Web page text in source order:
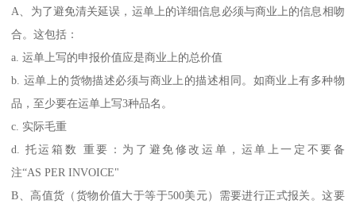
A、为了避免清关延误，运单上的详细信息必须与商业上的信息相吻
合。这包括：
a. 运单上写的申报价值应是商业上的总价值
b. 运单上的货物描述必须与商业上的描述相同。如商业上有多种物
品，至少要在运单上写3种品名。
c. 实际毛重
d. 托运箱数 重要：为了避免修改运单，运单上一定不要备
注“AS PER INVOICE"
B、高值货（货物价值大于等于500美元）需要进行正式报关。这要